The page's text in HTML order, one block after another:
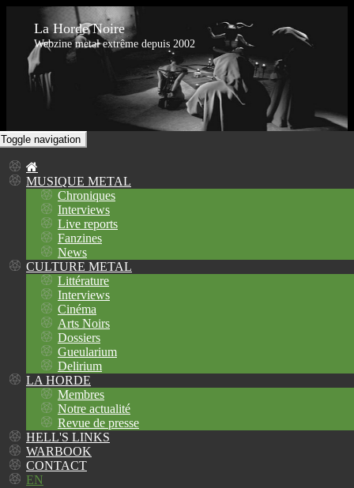
La Horde Noire
Webzine metal extrême depuis 2002
Toggle navigation
MUSIQUE METAL
Chroniques
Interviews
Live reports
Fanzines
News
CULTURE METAL
Littérature
Interviews
Cinéma
Arts Noirs
Dossiers
Gueularium
Delirium
LA HORDE
Membres
Notre actualité
Revue de presse
HELL'S LINKS
WARBOOK
CONTACT
EN